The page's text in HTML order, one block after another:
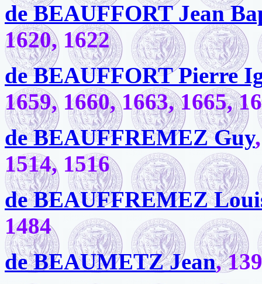
de BEAUFFORT Jean
1620, 1622
de BEAUFFORT Pierre
1659, 1660, 1663, 1665,
de BEAUFFREMEZ Guy
1514, 1516
de BEAUFFREMEZ
1484
de BEAUMETZ Jean,